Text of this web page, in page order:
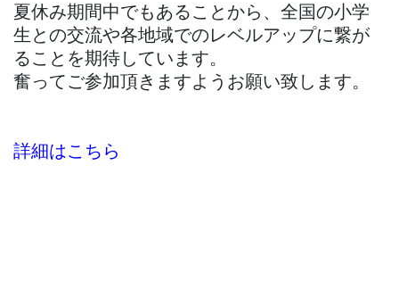
夏休み期間中でもあることから、全国の小学
生との交流や各地域でのレベルアップに繋が
ることを期待しています。
奮ってご参加頂きますようお願い致します。
詳細はこちら